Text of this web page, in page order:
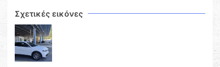
Σχετικές εικόνες